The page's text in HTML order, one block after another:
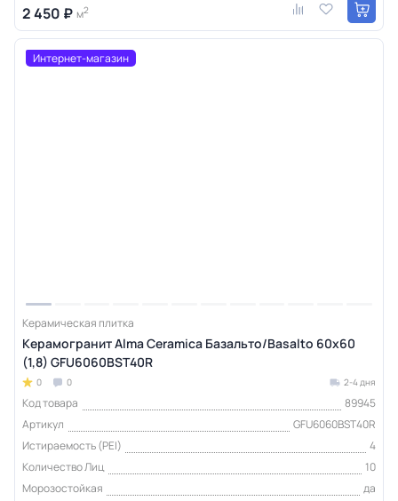
2 450 ₽ м2
Интернет-магазин
Керамическая плитка
Керамогранит Alma Ceramica Базальто/Basalto 60х60
(1,8) GFU6060BST40R
0 0 2-4 дня
Код товара
89945
Артикул
GFU6060BST40R
Истираемость (PEI)
4
Количество Лиц
10
Морозостойкая
да